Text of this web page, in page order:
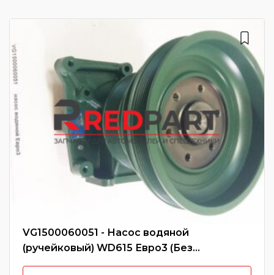
VG1500060051 - Насос водяной
(ручейковый) WD615 Евро3 (Без
характеристики)